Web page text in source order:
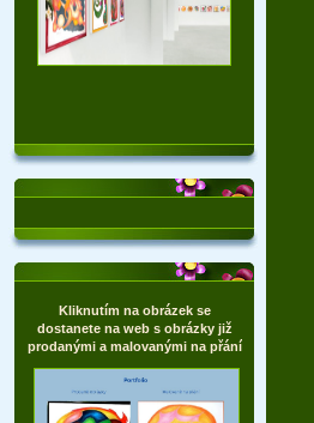
Kliknutím na obrázek se
dostanete na web s obrázky již
prodanými a malovanými na přání